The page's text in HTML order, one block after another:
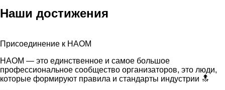
Наши достижения
Присоединение к НАОМ
НАОМ — это единственное и самое большое
профессиональное сообщество организаторов, это люди,
которые формируют правила и стандарты индустрии 🔝